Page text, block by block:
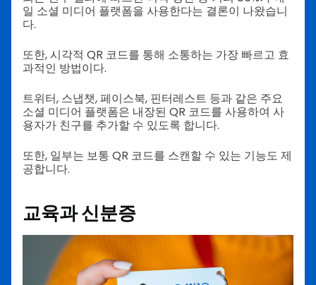
일 소셜 미디어 플랫폼을 사용한다는 결론이 나왔습니
다.
또한, 시각적 QR 코드를 통해 소통하는 가장 빠르고 효
과적인 방법이다.
트위터, 스냅챗, 페이스북, 핀터레스트 등과 같은 주요
소셜 미디어 플랫폼은 내장된 QR 코드를 사용하여 사
용자가 친구를 추가할 수 있도록 합니다.
또한, 일부는 보통 QR 코드를 스캔할 수 있는 기능도 제
공합니다.
교육과 신분증